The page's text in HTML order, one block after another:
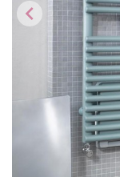
chevron_left